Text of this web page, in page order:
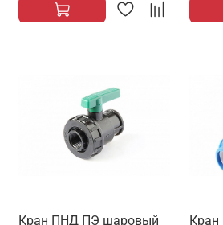
Кран ПНД ПЭ шаровый